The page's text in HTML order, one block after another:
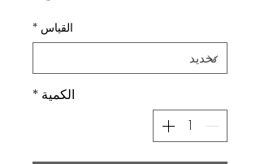
القياس *
الكمية *